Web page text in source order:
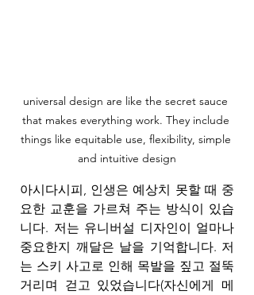
universal design are like the secret sauce
that makes everything work. They include
things like equitable use, flexibility, simple
and intuitive design
아시다시피, 인생은 예상치 못할 때 중
요한 교훈을 가르쳐 주는 방식이 있습
니다. 저는 유니버설 디자인이 얼마나
중요한지 깨달은 날을 기억합니다. 저
는 스키 사고로 인해 목발을 짚고 절뚝
거리며 걷고 있었습니다(자신에게 메